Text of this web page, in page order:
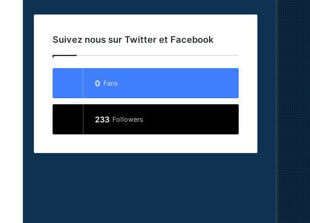
Suivez nous sur Twitter et Facebook
0 Fans
233 Followers